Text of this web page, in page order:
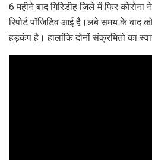
6 महीने बाद गिरिडीह जिले में फिर
रिपोर्ट पॉजिटिव आई है।लंबे समय के बाद
हड़कंप है। हालांकि दोनों संक्रमितो का